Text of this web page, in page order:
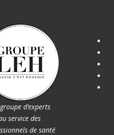
d’experts
service des
de santé